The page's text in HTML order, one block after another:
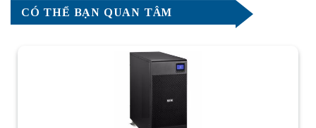
CÓ THỂ BẠN QUAN TÂM